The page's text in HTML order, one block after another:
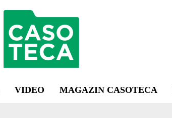
VIDEO MAGAZIN CASOTECA